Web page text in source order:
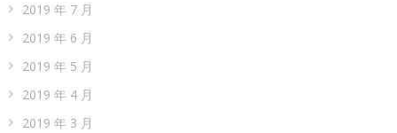
2019 年 7 月
2019 年 6 月
2019 年 5 月
2019 年 4 月
2019 年 3 月